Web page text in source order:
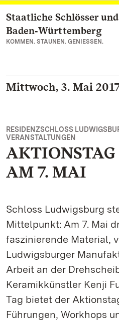
Zum Hauptinhalt springen
Staatliche Schlösser
Baden‑Württemberg
KOMMEN. STAUNEN. GENIESSEN.
Mittwoch, 3. Mai
RESIDENZSCHLOSS
VERANSTALTUNGEN
AM 7. MAI
Schloss Ludwigsburg
Mittelpunkt: Am 7. Mai
faszinierende Material,
Ludwigsburger
Arbeit an der
Keramikkünstler Kenji
Tag bietet der
Führungen, Workhops